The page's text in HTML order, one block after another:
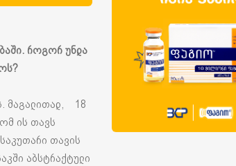
. როგორ უნდა
?
მაგალითად, 18
ის თავს
თავის
აბსტრაქტული